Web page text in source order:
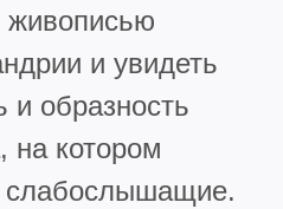
живописью
и увидеть
и образность
на котором
слабослышащие.